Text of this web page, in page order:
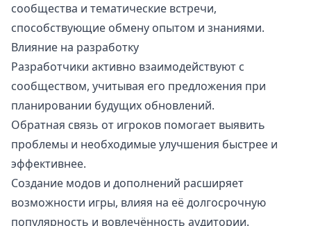
сообщества и тематические встречи,
способствующие обмену опытом и знаниями.
Влияние на разработку
Разработчики активно взаимодействуют с
сообществом, учитывая его предложения при
планировании будущих обновлений.
Обратная связь от игроков помогает выявить
проблемы и необходимые улучшения быстрее и
эффективнее.
Создание модов и дополнений расширяет
возможности игры, влияя на её долгосрочную
популярность и вовлечённость аудитории.